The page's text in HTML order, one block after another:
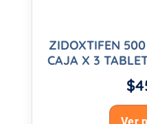
ZIDOXTIFEN
CAJA X 3
$